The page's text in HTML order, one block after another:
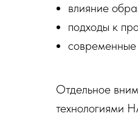
влияние
подходы к
современные
Отдельное
технологиями